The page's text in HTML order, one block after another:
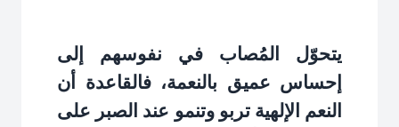
يتحوّل المُصاب في نفوسهم إلى
إحساس عميق بالنعمة، فالقاعدة أن
النعم الإلهية تربو وتنمو عند الصبر على